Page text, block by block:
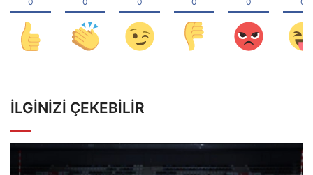
İLGINIZI ÇEKEBILIR